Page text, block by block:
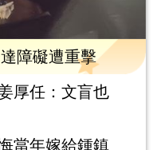
障礙遭重擊
厚任：文盲也
當年嫁給鍾鎮